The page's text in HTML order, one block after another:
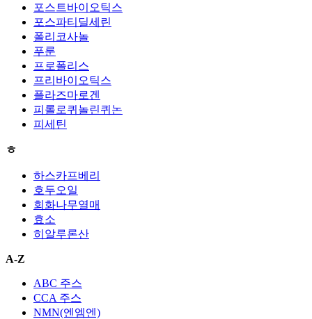
포스트바이오틱스
포스파티딜세린
폴리코사놀
푸룬
프로폴리스
프리바이오틱스
플라즈마로겐
피롤로퀴놀린퀴논
피세틴
ㅎ
하스카프베리
호두오일
회화나무열매
효소
히알루론산
A-Z
ABC 주스
CCA 주스
NMN(엔엠엔)